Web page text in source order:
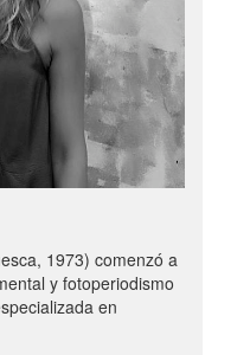
1973) comenzó a
y fotoperiodismo
en